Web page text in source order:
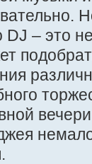
DJ – это